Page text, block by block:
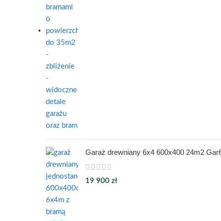
Garaż drewniany 6x4 600x400 24m2
19 900 zł